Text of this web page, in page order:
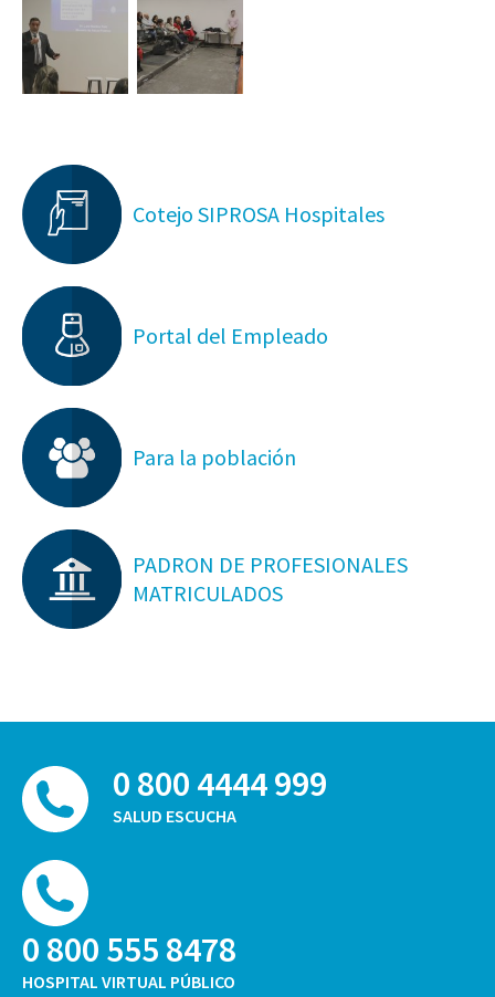
Cotejo SIPROSA Hospitales
Portal del Empleado
Para la población
PADRON DE PROFESIONALES
MATRICULADOS
0 800 4444 999
SALUD ESCUCHA
0 800 555 8478
HOSPITAL VIRTUAL PÚBLICO